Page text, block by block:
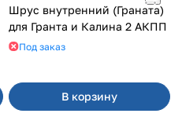
Шрус внутренний (Граната)
для Гранта и Калина 2 АКПП
Под заказ
В корзину